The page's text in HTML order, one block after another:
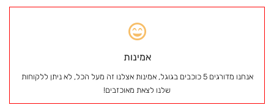
אמינות
אנחנו מדורגים 5 כוכבים בגוגל, אמינות אצלנו זה מעל הכל, לא ניתן ללקוחות
שלנו לצאת מאוכזבים!